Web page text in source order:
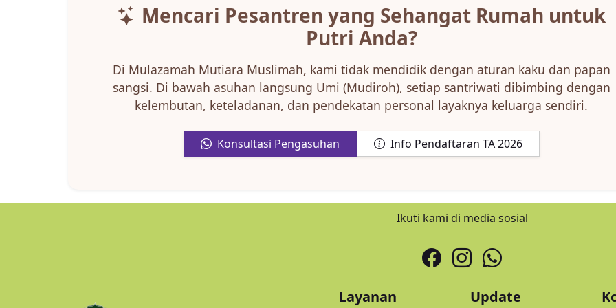
Mencari Pesantren yang Sehangat Rumah untuk
Putri Anda?
Di Mulazamah Mutiara Muslimah, kami tidak mendidik dengan aturan kaku dan papan
sangsi. Di bawah asuhan langsung Umi (Mudiroh), setiap santriwati dibimbing dengan
kelembutan, keteladanan, dan pendekatan personal layaknya keluarga sendiri.
Konsultasi Pengasuhan Info Pendaftaran TA 2026
Ikuti kami di media sosial
Layanan Update